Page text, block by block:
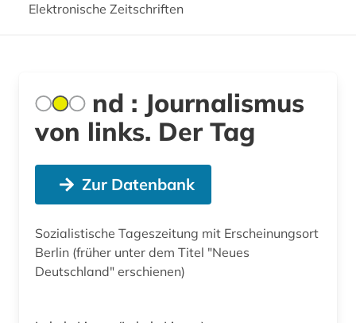
Elektronische Zeitschriften
nd : Journalismus
von links. Der Tag
Zur Datenbank
Sozialistische Tageszeitung mit Erscheinungsort
Berlin (früher unter dem Titel "Neues
Deutschland" erschienen)